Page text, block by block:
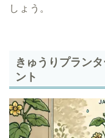
しょう。
きゅうりプラン
ント